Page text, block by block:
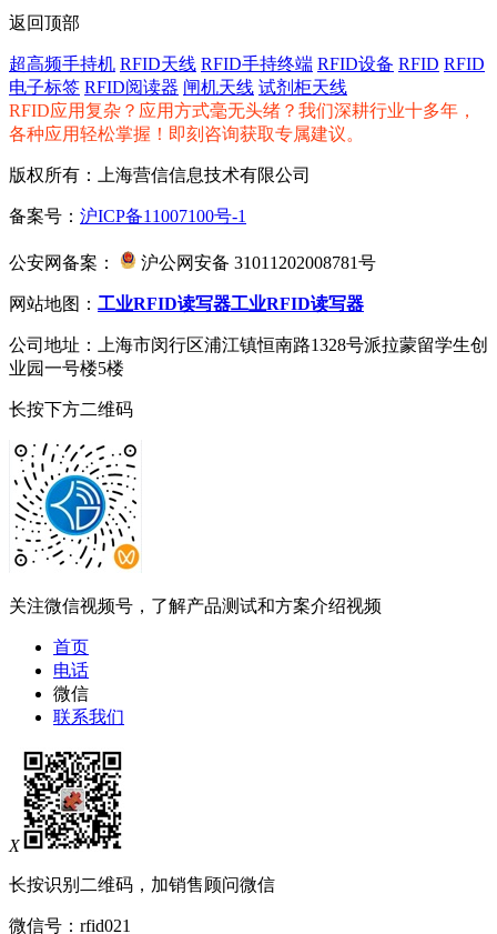
返回顶部
超高频手持机 RFID天线 RFID手持终端 RFID设备 RFID RFID
电子标签 RFID阅读器 闸机天线 试剂柜天线
RFID应用复杂？应用方式毫无头绪？我们深耕行业十多年，
各种应用轻松掌握！即刻咨询获取专属建议。
版权所有：上海营信信息技术有限公司
备案号： 沪ICP备11007100号-1
公安网备案： 沪公网安备 31011202008781号
网站地图： 工业RFID读写器工业RFID读写器
公司地址：上海市闵行区浦江镇恒南路1328号派拉蒙留学生创
业园一号楼5楼
长按下方二维码
关注微信视频号，了解产品测试和方案介绍视频
首页
电话
微信
联系我们
X
长按识别二维码，加销售顾问微信
微信号： rfid021